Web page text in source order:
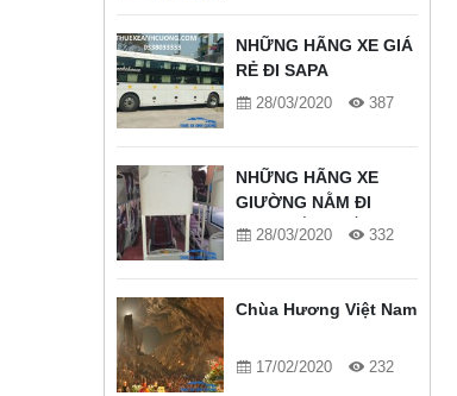
NHỮNG HÃNG XE GIÁ
RẺ ĐI SAPA
28/03/2020 387
NHỮNG HÃNG XE
GIƯỜNG NẰM ĐI
SAPA TỐT NHẤT
28/03/2020 332
Chùa Hương Việt Nam
17/02/2020 232